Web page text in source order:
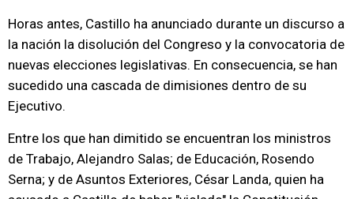
Horas antes, Castillo ha anunciado durante un discurso a
la nación la disolución del Congreso y la convocatoria de
nuevas elecciones legislativas. En consecuencia, se han
sucedido una cascada de dimisiones dentro de su
Ejecutivo.
Entre los que han dimitido se encuentran los ministros
de Trabajo, Alejandro Salas; de Educación, Rosendo
Serna; y de Asuntos Exteriores, César Landa, quien ha